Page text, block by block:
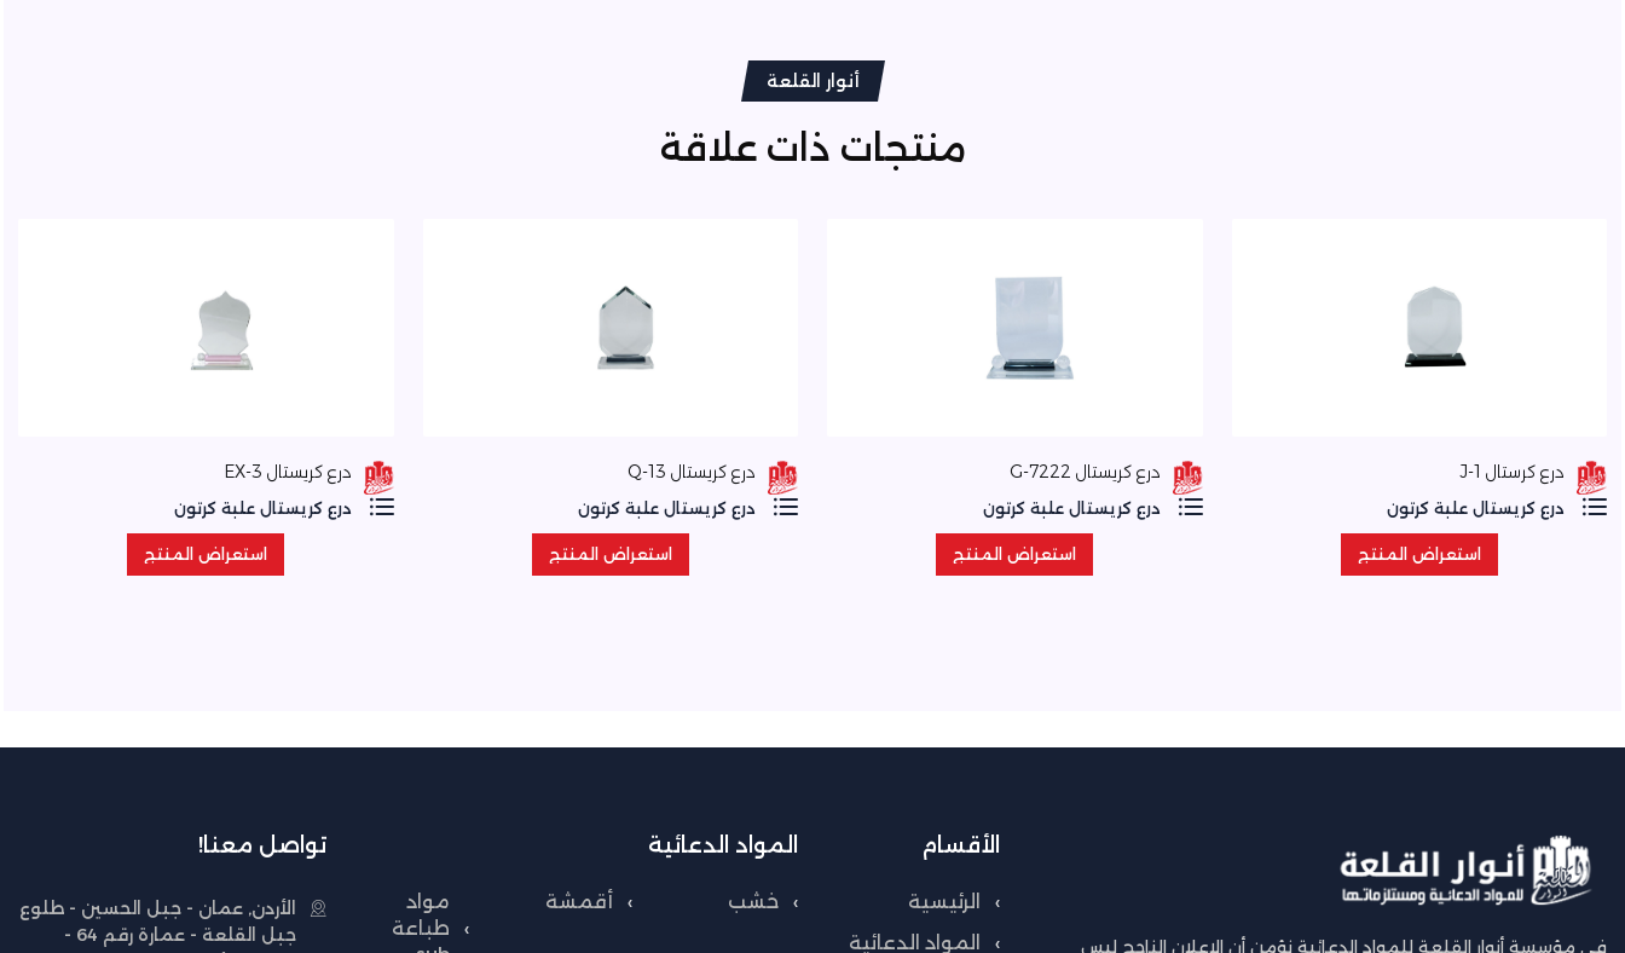
أنوار القلعة
منتجات ذات علاقة
درع كرستال J-1
درع كريستال علبة كرتون
استعراض المنتج
استعراض المنتج
درع كريستال 7222-G
درع كريستال علبة كرتون
استعراض المنتج
استعراض المنتج
درع كريستال Q-13
درع كريستال علبة كرتون
استعراض المنتج
استعراض المنتج
درع كريستال EX-3
درع كريستال علبة كرتون
استعراض المنتج
استعراض المنتج
في مؤسسة أنوار القلعة للمواد الدعائية نؤمن أن الإعلان الناجح ليس
الأقسام
الرئيسية
المواد الدعائية
المواد الدعائية
خشب أقمشة
مواد
طباعة
تواصل معنا!
الأردن, عمان - جبل الحسين - طلوع
جبل القلعة - عمارة رقم 64 -